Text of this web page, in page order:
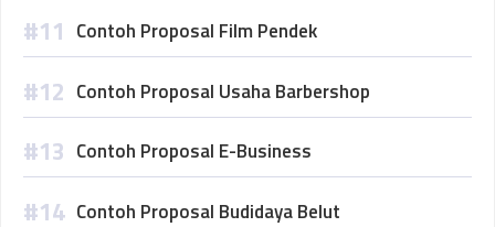
Contoh Proposal Film Pendek
Contoh Proposal Usaha Barbershop
Contoh Proposal E-Business
Contoh Proposal Budidaya Belut